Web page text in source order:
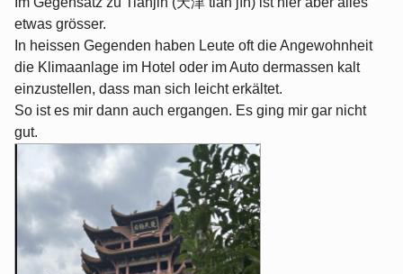
etwas grösser.
In heissen Gegenden haben Leute oft die Angewohnheit
die Klimaanlage im Hotel oder im Auto dermassen kalt
einzustellen, dass man sich leicht erkältet.
So ist es mir dann auch ergangen. Es ging mir gar nicht
gut.